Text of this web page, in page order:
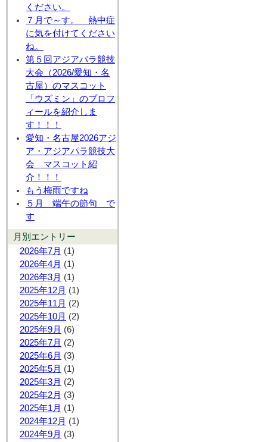
ください。
７月で～す。 熱中症
に気を付けてください
ね。
第５回アジアパラ競技
大会（2026/愛知・名
古屋）のマスコット
「ウズミン」のプロフ
ィールを紹介しま
す！！！
愛知・名古屋2026アジ
ア・アジアパラ競技大
会 マスコット紹
介！！！
もう梅雨ですね
５月 端午の節句 で
す
月別エントリー
2026年7月 (1)
2026年4月 (1)
2026年3月 (1)
2025年12月 (1)
2025年11月 (2)
2025年10月 (2)
2025年9月 (6)
2025年7月 (2)
2025年6月 (3)
2025年5月 (1)
2025年3月 (2)
2025年2月 (3)
2025年1月 (1)
2024年12月 (1)
2024年9月 (3)